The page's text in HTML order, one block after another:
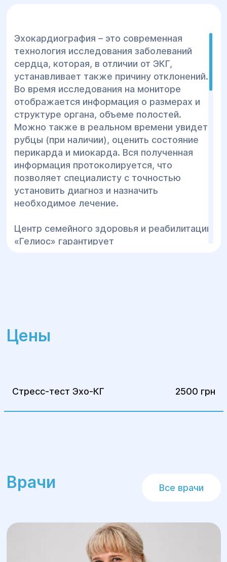
Эхокардиография – это современная
технология исследования заболеваний
сердца, которая, в отличии от ЭКГ,
устанавливает также причину отклонений.
Во время исследования на мониторе
отображается информация о размерах и
структуре органа, объеме полостей.
Можно также в реальном времени увидеть
рубцы (при наличии), оценить состояние
перикарда и миокарда. Вся полученная
информация протоколируется, что
позволяет специалисту с точностью
установить диагноз и назначить
необходимое лечение.
Центр семейного здоровья и реабилитации
«Гелиос» гарантирует
существенно повышает уровень качества
обслуживания.
Электрокардиограмма – специфический
электрокардиограммы – определяет
анализировать ишемические изменения,
контролировать действие
кардиологических и других
Цены
Стресс-тест Эхо-КГ 2500 грн
Врачи Все врачи